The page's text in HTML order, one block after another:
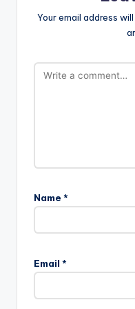
Your email address
Name *
Email *